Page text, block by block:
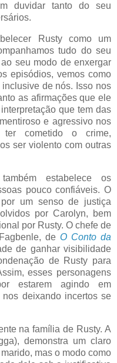
duvidar tanto do seu
Rusty como um
tudo do seu
seu modo de enxergar
episódios, vemos como
de nós. Isso nos
as afirmações que ele
que tem das
e agressivo nos
cometido o crime,
ser violento com outras
estabelece os
pouco confiáveis. O
um senso de justiça
por Carolyn, bem
por Rusty. O chefe de
de O Conto da
de ganhar visibilidade
de Rusty para
esses personagens
estarem agindo em
deixando incertos se
na família de Rusty. A
demonstra um claro
mas o modo como